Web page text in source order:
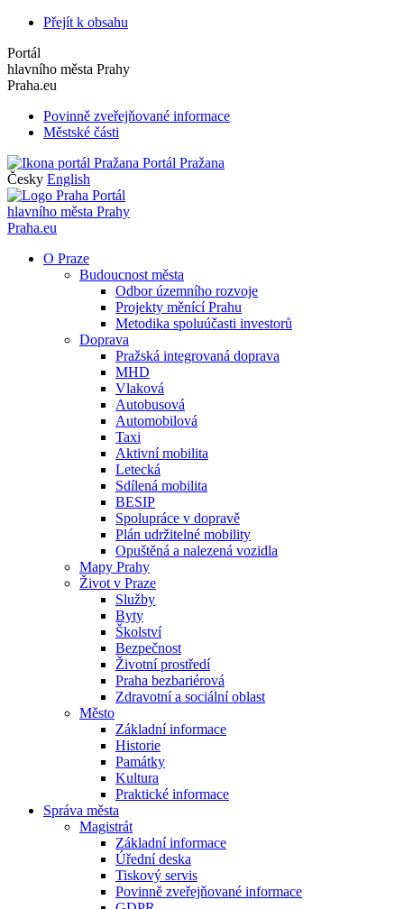
Přejít k obsahu
Portál
hlavního města Prahy
Praha.eu
Povinně zveřejňované informace
Městské části
Portál Pražana
Česky English
Portál
hlavního města Prahy
Praha.eu
O Praze
Budoucnost města
Odbor územního rozvoje
Projekty měnící Prahu
Metodika spoluúčasti investorů
Doprava
Pražská integrovaná doprava
MHD
Vlaková
Autobusová
Automobilová
Taxi
Aktivní mobilita
Letecká
Sdílená mobilita
BESIP
Spolupráce v dopravě
Plán udržitelné mobility
Opuštěná a nalezená vozidla
Mapy Prahy
Život v Praze
Služby
Byty
Školství
Bezpečnost
Životní prostředí
Praha bezbariérová
Zdravotní a sociální oblast
Město
Základní informace
Historie
Památky
Kultura
Praktické informace
Správa města
Magistrát
Základní informace
Úřední deska
Tiskový servis
Povinně zveřejňované informace